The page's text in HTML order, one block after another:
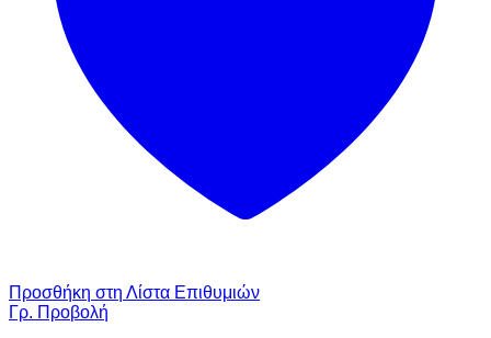
Προσθήκη στη Λίστα Επιθυμιών
Γρ. Προβολή